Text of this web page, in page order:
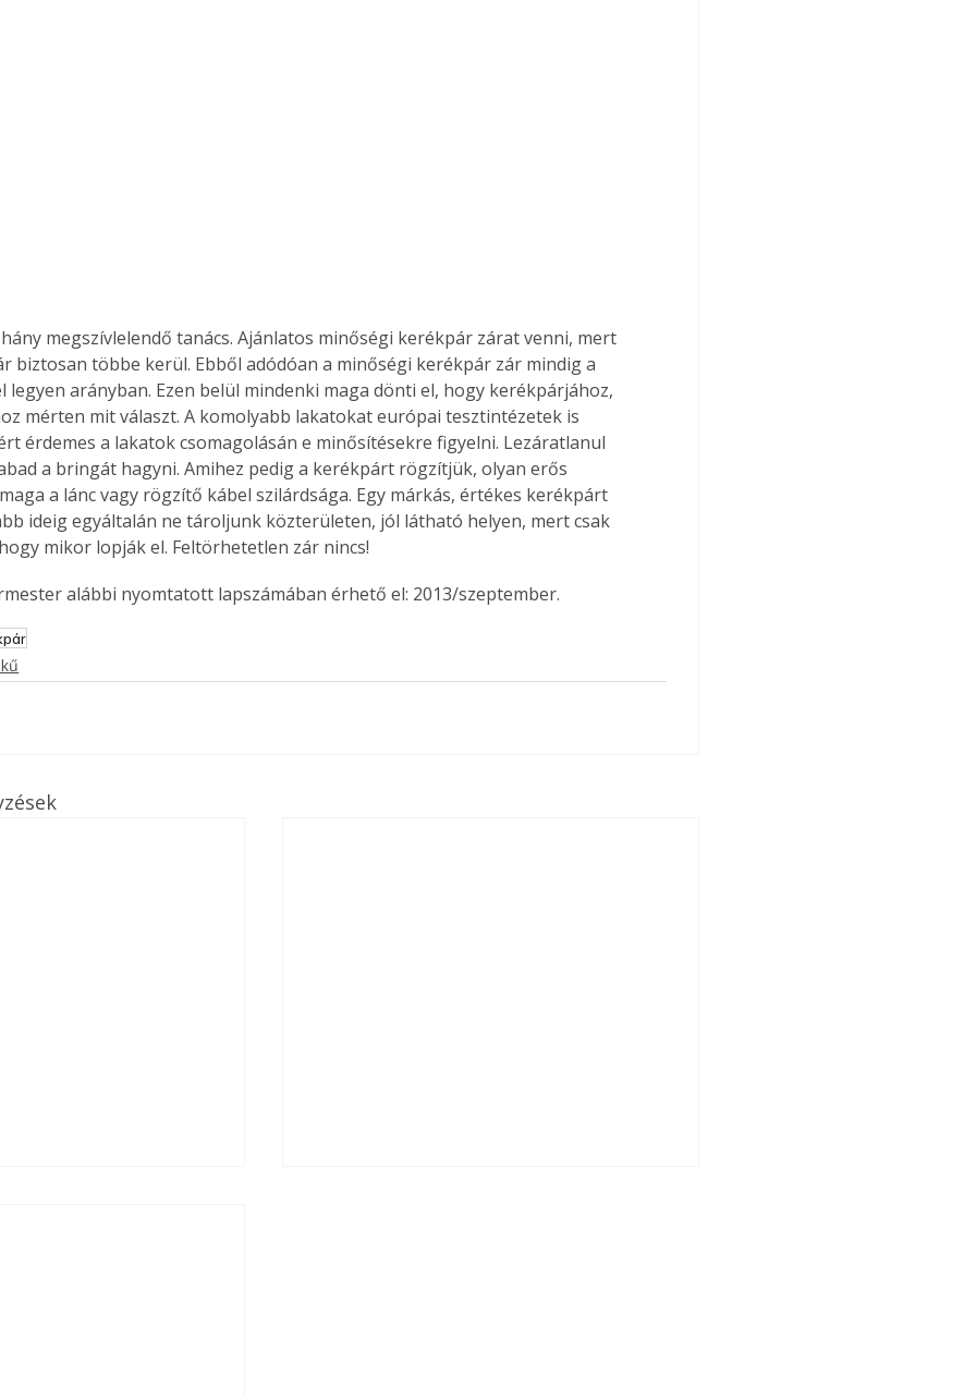
is
Bárhol,
élve
az
A
megszívlelendő tanács. Ajánlatos minőségi kerékpár zárat venni, mert
biztosan többe kerül. Ebből adódóan a minőségi kerékpár zár mindig a
legyen arányban. Ezen belül mindenki maga dönti el, hogy kerékpárjához,
mérten mit választ. A komolyabb lakatokat európai tesztintézetek is
érdemes a lakatok csomagolásán e minősítésekre figyelni. Lezáratlanul
a bringát hagyni. Amihez pedig a kerékpárt rögzítjük, olyan erős
a lánc vagy rögzítő kábel szilárdsága. Egy márkás, értékes kerékpárt
ideig egyáltalán ne tároljunk közterületen, jól látható helyen, mert csak
mikor lopják el. Feltörhetetlen zár nincs!
alábbi nyomtatott lapszámában érhető el: 2013/szeptember.